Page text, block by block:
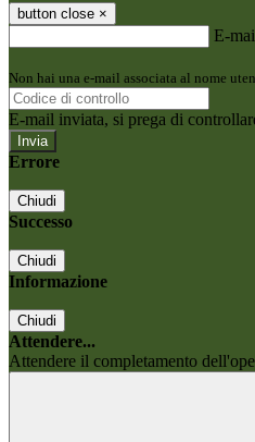
button close ×
E-
Non hai una e-mail associata al nome
E-mail inviata, si prega di
Errore
Chiudi
Successo
Chiudi
Informazione
Chiudi
Attendere...
Attendere il completamento